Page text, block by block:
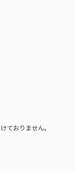
ておりません。